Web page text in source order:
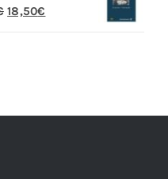
20,00€.
El
18,50€